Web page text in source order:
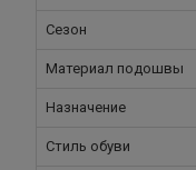
Сезон
Материал подошвы
Назначение
Стиль обуви